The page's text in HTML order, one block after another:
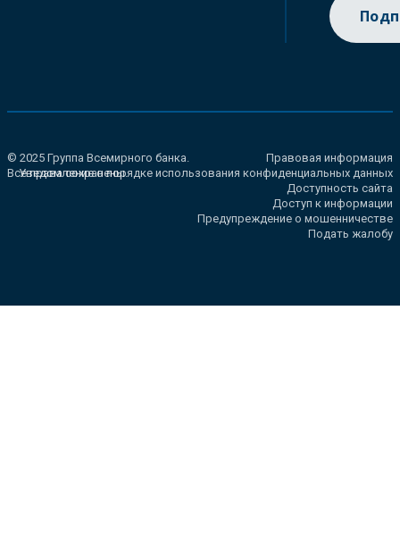
© 2025 Группа Всемирного банка.
Все права сохранены.
Правовая информация
Уведомление о порядке использования конфиденциальных данных
Доступность сайта
Доступ к информации
Предупреждение о мошенничестве
Подать жалобу